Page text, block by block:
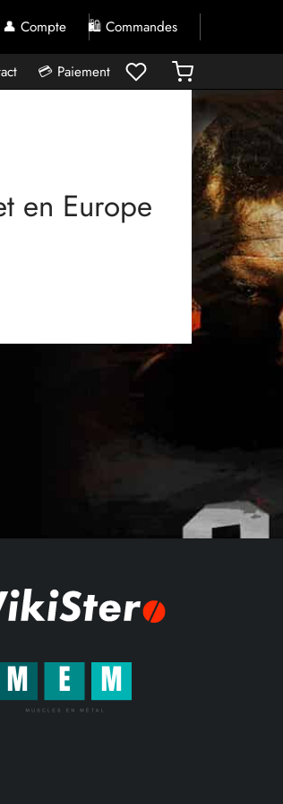
👤 Compte 🛍️ Commandes
💳 Paiement
en Europe